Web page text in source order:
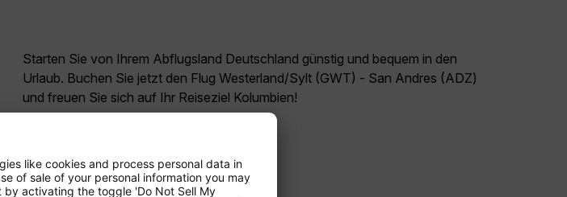
Starten Sie von Ihrem Abflugsland Deutschland günstig und bequem in den
Urlaub. Buchen Sie jetzt den Flug Westerland/Sylt (GWT) - San Andres (ADZ)
und freuen Sie sich auf Ihr Reiseziel Kolumbien!